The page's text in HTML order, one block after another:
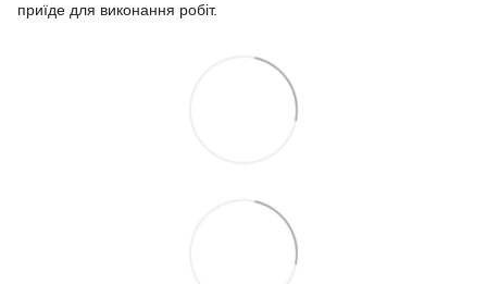
приїде для виконання робіт.